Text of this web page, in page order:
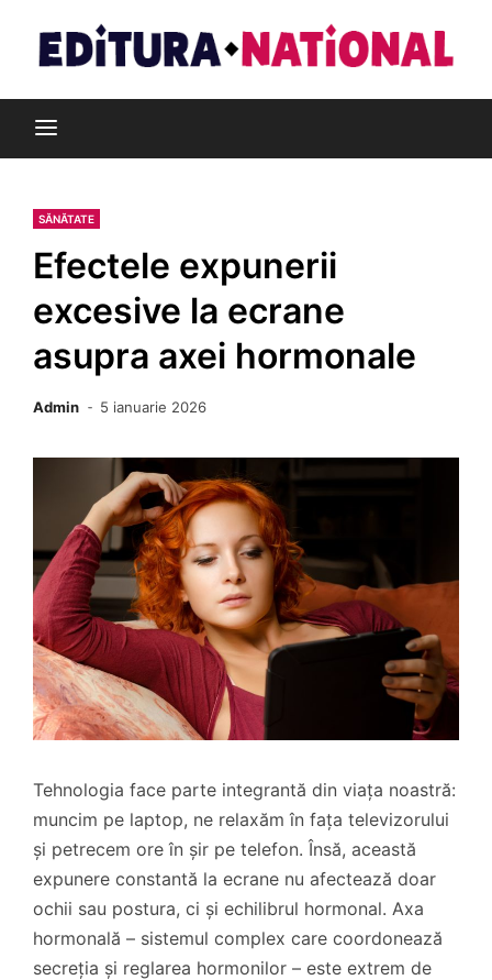
content
Editura Național
SĂNĂTATE
Efectele expunerii
excesive la ecrane
asupra axei hormonale
Admin 5 ianuarie 2026
Tehnologia face parte integrantă din viața noastră:
muncim pe laptop, ne relaxăm în fața televizorului
și petrecem ore în șir pe telefon. Însă, această
expunere constantă la ecrane nu afectează doar
ochii sau postura, ci și echilibrul hormonal. Axa
hormonală – sistemul complex care coordonează
secreția și reglarea hormonilor – este extrem de